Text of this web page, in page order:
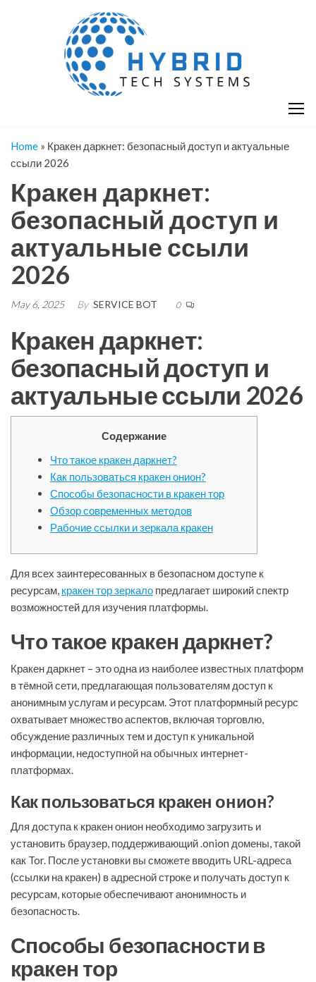
Home » Кракен даркнет: безопасный доступ и актуальные
ссыли 2026
Кракен даркнет:
безопасный доступ и
актуальные ссыли
2026
May 6, 2025 By SERVICE BOT 0
Кракен даркнет:
безопасный доступ и
актуальные ссыли 2026
Содержание
Что такое кракен даркнет?
Как пользоваться кракен онион?
Способы безопасности в кракен тор
Обзор современных методов
Рабочие ссылки и зеркала кракен
Для всех заинтересованных в безопасном доступе к
ресурсам, кракен тор зеркало предлагает широкий спектр
возможностей для изучения платформы.
Что такое кракен даркнет?
Кракен даркнет – это одна из наиболее известных платформ
в тёмной сети, предлагающая пользователям доступ к
анонимным услугам и ресурсам. Этот платформный ресурс
охватывает множество аспектов, включая торговлю,
обсуждение различных тем и доступ к уникальной
информации, недоступной на обычных интернет-
платформах.
Как пользоваться кракен онион?
Для доступа к кракен онион необходимо загрузить и
установить браузер, поддерживающий .onion домены, такой
как Tor. После установки вы сможете вводить URL-адреса
(ссылки на кракен) в адресной строке и получать доступ к
ресурсам, которые обеспечивают анонимность и
безопасность.
Способы безопасности в
кракен тор